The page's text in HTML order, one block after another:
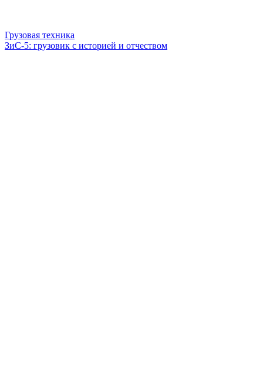
Грузовая техника
ЗиС-5: грузовик с историей и отчеством